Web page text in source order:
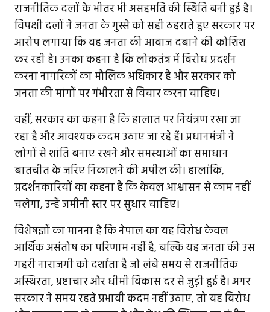
राजनीतिक दलों के भीतर भी असहमति की स्थिति बनी हुई है।
विपक्षी दलों ने जनता के गुस्से को सही ठहराते हुए सरकार पर
आरोप लगाया कि वह जनता की आवाज दबाने की कोशिश
कर रही है। उनका कहना है कि लोकतंत्र में विरोध प्रदर्शन
करना नागरिकों का मौलिक अधिकार है और सरकार को
जनता की मांगों पर गंभीरता से विचार करना चाहिए।
वहीं, सरकार का कहना है कि हालात पर नियंत्रण रखा जा
रहा है और आवश्यक कदम उठाए जा रहे हैं। प्रधानमंत्री ने
लोगों से शांति बनाए रखने और समस्याओं का समाधान
बातचीत के जरिए निकालने की अपील की। हालांकि,
प्रदर्शनकारियों का कहना है कि केवल आश्वासन से काम नहीं
चलेगा, उन्हें जमीनी स्तर पर सुधार चाहिए।
विशेषज्ञों का मानना है कि नेपाल का यह विरोध केवल
आर्थिक असंतोष का परिणाम नहीं है, बल्कि यह जनता की उस
गहरी नाराजगी को दर्शाता है जो लंबे समय से राजनीतिक
अस्थिरता, भ्रष्टाचार और धीमी विकास दर से जुड़ी हुई है। अगर
सरकार ने समय रहते प्रभावी कदम नहीं उठाए, तो यह विरोध